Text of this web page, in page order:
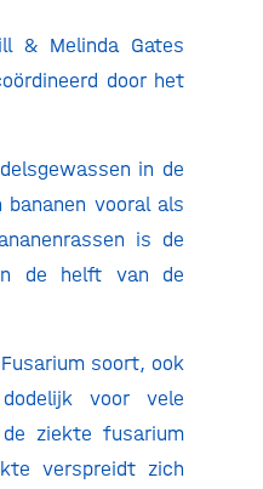
& Melinda Gates
door het
in de
bananen vooral als
is de
de helft van de
soort, ook
voor vele
de ziekte fusarium
verspreidt zich